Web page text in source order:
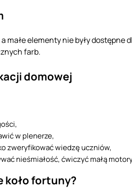
małe elementy nie były
farb.
domowej
w plenerze,
zweryfikować wiedzę uczniów,
nieśmiałość, ćwiczyć małą
koło fortuny?